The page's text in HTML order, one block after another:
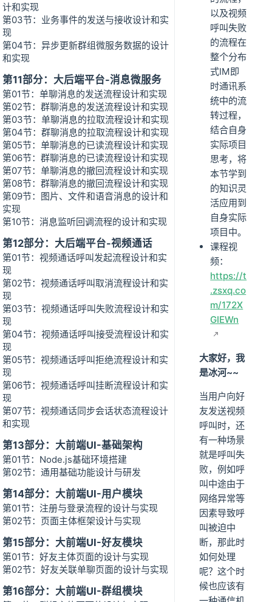
计和实现
第03节：业务事件的发送与接收设计和实
现
第04节：异步更新群组微服务数据的设计
和实现
第11部分：大后端平台-消息微服务
第01节：单聊消息的发送流程设计和实现
第02节：群聊消息的发送流程设计和实现
第03节：单聊消息的拉取流程设计和实现
第04节：群聊消息的拉取流程设计和实现
第05节：单聊消息的已读流程设计和实现
第06节：群聊消息的已读流程设计和实现
第07节：单聊消息的撤回流程设计和实现
第08节：群聊消息的撤回流程设计和实现
第09节：图片、文件和语音消息的设计和
实现
第10节：消息监听回调流程的设计和实现
第12部分：大后端平台-视频通话
第01节：视频通话呼叫发起流程设计和实
现
第02节：视频通话呼叫取消流程设计和实
现
第03节：视频通话呼叫失败流程设计和实
现
第04节：视频通话呼叫接受流程设计和实
现
第05节：视频通话呼叫拒绝流程设计和实
现
第06节：视频通话呼叫挂断流程设计和实
现
第07节：视频通话同步会话状态流程设计
和实现
第13部分：大前端UI-基础架构
第01节：Node.js基础环境搭建
第02节：通用基础功能设计与研发
第14部分：大前端UI-用户模块
第01节：注册与登录流程的设计与实现
第02节：页面主体框架设计与实现
第15部分：大前端UI-好友模块
第01节：好友主体页面的设计与实现
第02节：好友关联单聊页面的设计与实现
第16部分：大前端UI-群组模块
以及视频
呼叫失败
的流程在
整个分布
式IM即
时通讯系
统中的流
转过程，
结合自身
实际项目
思考，将
本节学到
的知识灵
活应用到
自身实际
项目中。
课程视
频：
https://t
.zsxq.co
m/172X
GIEWn
大家好，我
是冰河~~
当用户向好
友发送视频
呼叫时，还
有一种场景
就是呼叫失
败，例如呼
叫中途由于
网络异常等
因素导致呼
叫被迫中
断，那此时
如何处理
呢？这个时
候也应该有